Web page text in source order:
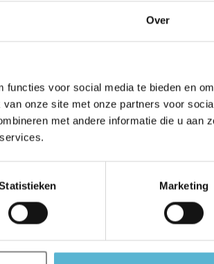
Over
voor social media te bieden en
onze site met onze partners voor
met andere informatie die u aan
Marketing
E27 1100 Lumen
Vergelijk
2-3 werkdagen
G95
-
Op